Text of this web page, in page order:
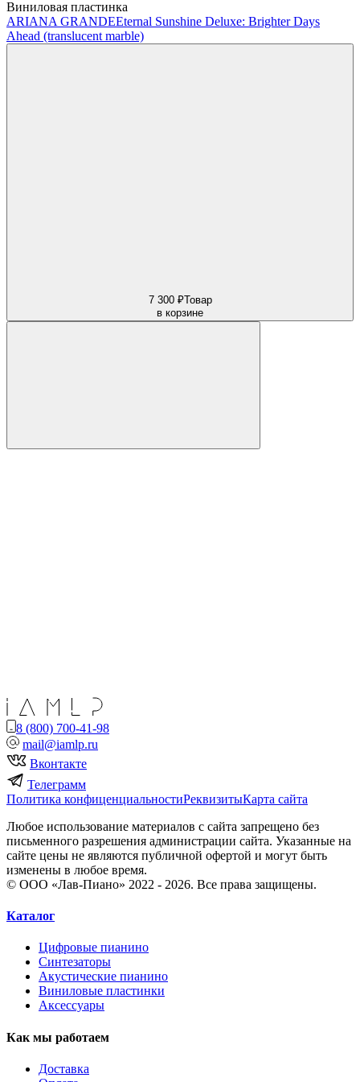
Виниловая пластинка
ARIANA GRANDEEternal Sunshine Deluxe: Brighter Days
Ahead (translucent marble)
7 300 ₽Товар
в корзине
8 (800) 700-41-98
mail@iamlp.ru
Вконтакте
Телеграмм
Политика конфиценциальностиРеквизитыКарта сайта
Любое использование материалов с сайта запрещено без
письменного разрешения администрации сайта. Указанные на
сайте цены не являются публичной офертой и могут быть
изменены в любое время.
© ООО «Лав-Пиано» 2022 - 2026. Все права защищены.
Каталог
Цифровые пианино
Синтезаторы
Акустические пианино
Виниловые пластинки
Аксессуары
Как мы работаем
Доставка